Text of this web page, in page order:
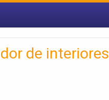
de interiores